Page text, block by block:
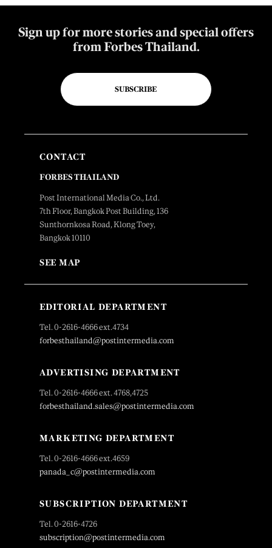
Sign up for more stories and special offers
from Forbes Thailand.
SUBSCRIBE
CONTACT
FORBES THAILAND
Post International Media Co., Ltd.
7th Floor, Bangkok Post Building, 136
Sunthornkosa Road, Klong Toey,
Bangkok 10110
SEE MAP
EDITORIAL DEPARTMENT
Tel. 0-2616-4666 ext.4734
forbesthailand@postintermedia.com
ADVERTISING DEPARTMENT
Tel. 0-2616-4666 ext. 4768,4725
forbesthailand.sales@postintermedia.com
MARKETING DEPARTMENT
Tel. 0-2616-4666 ext.4659
panada_c@postintermedia.com
SUBSCRIPTION DEPARTMENT
Tel. 0-2616-4726
subscription@postintermedia.com